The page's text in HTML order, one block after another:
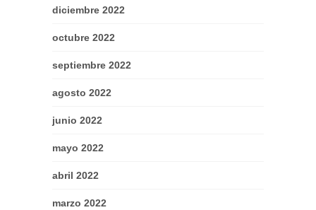
diciembre 2022
octubre 2022
septiembre 2022
agosto 2022
junio 2022
mayo 2022
abril 2022
marzo 2022